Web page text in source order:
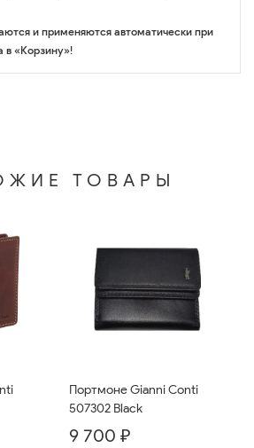
и применяются автоматически при
в «Корзину»!
ТОВАРЫ
Портмоне Gianni Conti
507302 Black
9 700 ₽